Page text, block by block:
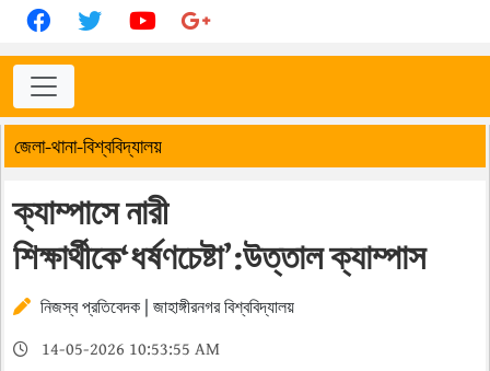
জেলা-থানা-বিশ্ববিদ্যালয়
ক্যাম্পাসে নারী
শিক্ষার্থীকে‘ধর্ষণচেষ্টা’:উত্তাল ক্যাম্পাস
নিজস্ব প্রতিবেদক | জাহাঙ্গীরনগর বিশ্ববিদ্যালয়
14-05-2026 10:53:55 AM